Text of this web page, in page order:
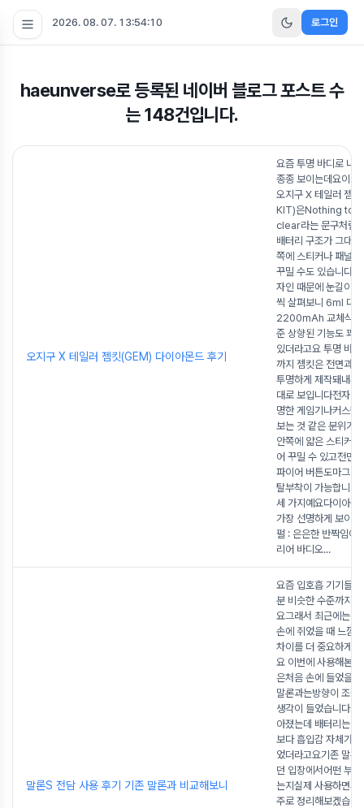
2026. 08. 07. 13:54:11 로그인
haeunverse로 등록된 네이버 블로그 포스트 수
는148건입니다.
오지구 X 테일러 젬킷(GEM) 다이아몬드 후기
요즘 투명 바디로 나
종종 보이는데요이번
오지구 X 테일러 젬
KIT)은Nothing to
clear라는 문구처럼
배터리 구조가 그대
쪽에 스티커나 패널
꾸밀 수도 있습니다
자인 때문에 눈길이
씩 살펴보니 6ml 대
2200mAh 교체식
준 상향된 기능도 꽤
있더라고요 투명 바
까지 젬킷은 전면과
투명하게 제작돼내부
대로 보입니다전자담
명한 게임기나커스텀
보는 것 같은 분위기
안쪽에 얇은 스티커
어 꾸밀 수 있고전면
파이어 버튼도마그네
탈부착이 가능합니다
세 가지예요다이아몬
가장 선명하게 보이
펄 : 은은한 반짝임이
리어 바디오...
말론S 전담 사용 후기 기존 말론과 비교해보니
요즘 입호흡 기기들
분 비슷한 수준까지
요그래서 최근에는
손에 쥐었을 때 느낌
차이를 더 중요하게
요 이번에 사용해본
은처음 손에 들었을
말론과는방향이 조금
생각이 들었습니다크
아졌는데 배터리는
보다 흡입감 자체가
었더라고요기존 말론
던 입장에서어떤 부
는지실제 사용하면서
주로 정리해보겠습니